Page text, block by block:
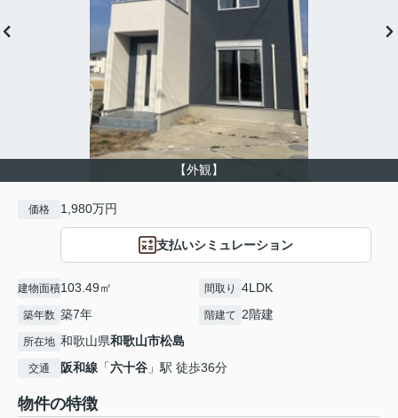
【外観】
価格 1,980万円
支払いシミュレーション
建物面積103.49㎡ 間取り 4LDK
築年数 築7年 階建て 2階建
所在地 和歌山県和歌山市松島
交通 阪和線 「六十谷 」駅 徒歩36分
物件の特徴